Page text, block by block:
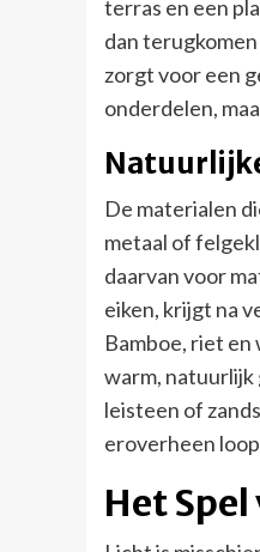
terras en een
dan
zorgt voor een
onderdelen,
De materialen
metaal of
daarvan voor
eiken, krijgt na
Bamboe, riet
warm, natuurlijk
leisteen of
eroverheen
Het